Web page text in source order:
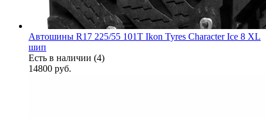
Автошины R17 225/55 101T Ikon Tyres Character Ice 8 XL
шип
Есть в наличии (4)
14800 руб.